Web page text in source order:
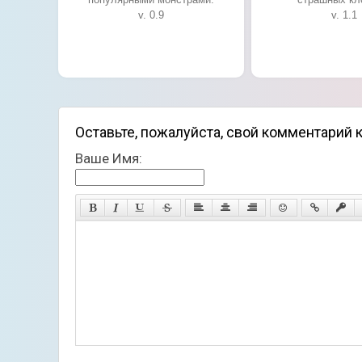
v. 0.9
v. 1.1
Оставьте, пожалуйста, свой комментарий
Ваше Имя: